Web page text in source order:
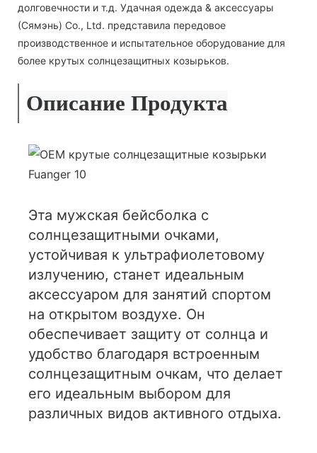
долговечности и т.д. Удачная одежда & аксессуары
(Сямэнь) Co., Ltd. представила передовое
производственное и испытательное оборудование для
более крутых солнцезащитных козырьков.
Описание Продукта
Эта мужская бейсболка с
солнцезащитными очками,
устойчивая к ультрафиолетовому
излучению, станет идеальным
аксессуаром для занятий спортом
на открытом воздухе. Он
обеспечивает защиту от солнца и
удобство благодаря встроенным
солнцезащитным очкам, что делает
его идеальным выбором для
различных видов активного отдыха.